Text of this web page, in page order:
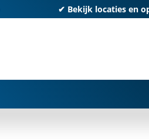
✔ Bekijk locaties en